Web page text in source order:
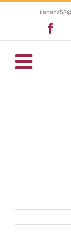
Twitter